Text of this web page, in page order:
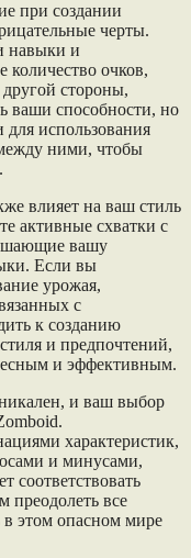
при создании
черты.
навыки и
количество очков,
стороны,
ваши способности, но
использования
ними, чтобы
влияет на ваш стиль
активные схватки с
вашу
Если вы
урожая,
с
к созданию
и предпочтений,
и эффективным.
и ваш выбор
характеристик,
и минусами,
соответствовать
все
в этом опасном мире